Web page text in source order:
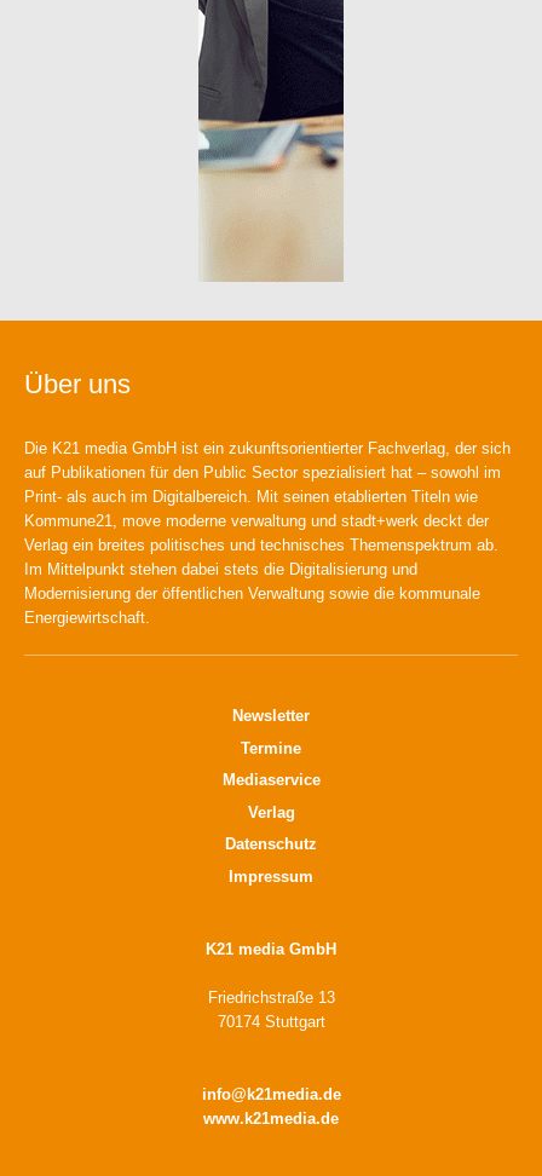
Über uns
Die K21 media GmbH ist ein zukunftsorientierter Fachverlag, der sich
auf Publikationen für den Public Sector spezialisiert hat – sowohl im
Print- als auch im Digitalbereich. Mit seinen etablierten Titeln wie
Kommune21, move moderne verwaltung und stadt+werk deckt der
Verlag ein breites politisches und technisches Themenspektrum ab.
Im Mittelpunkt stehen dabei stets die Digitalisierung und
Modernisierung der öffentlichen Verwaltung sowie die kommunale
Energiewirtschaft.
Newsletter
Termine
Mediaservice
Verlag
Datenschutz
Impressum
K21 media GmbH
Friedrichstraße 13
70174 Stuttgart
info@k21media.de
www.k21media.de